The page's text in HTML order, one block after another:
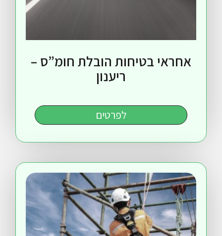
בטיחות הובלת חומ”ס –